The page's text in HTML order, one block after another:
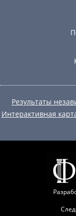
Результаты
Интерактивная